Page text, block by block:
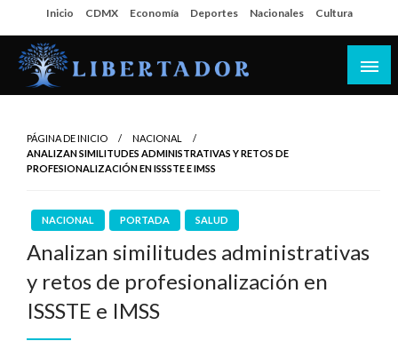
al
contenido
Inicio CDMX Economía Deportes Nacionales Cultura
PÁGINA DE INICIO
NACIONAL
ANALIZAN SIMILITUDES ADMINISTRATIVAS Y RETOS DE
PROFESIONALIZACIÓN EN ISSSTE E IMSS
NACIONAL PORTADA SALUD
Analizan similitudes administrativas
y retos de profesionalización en
ISSSTE e IMSS